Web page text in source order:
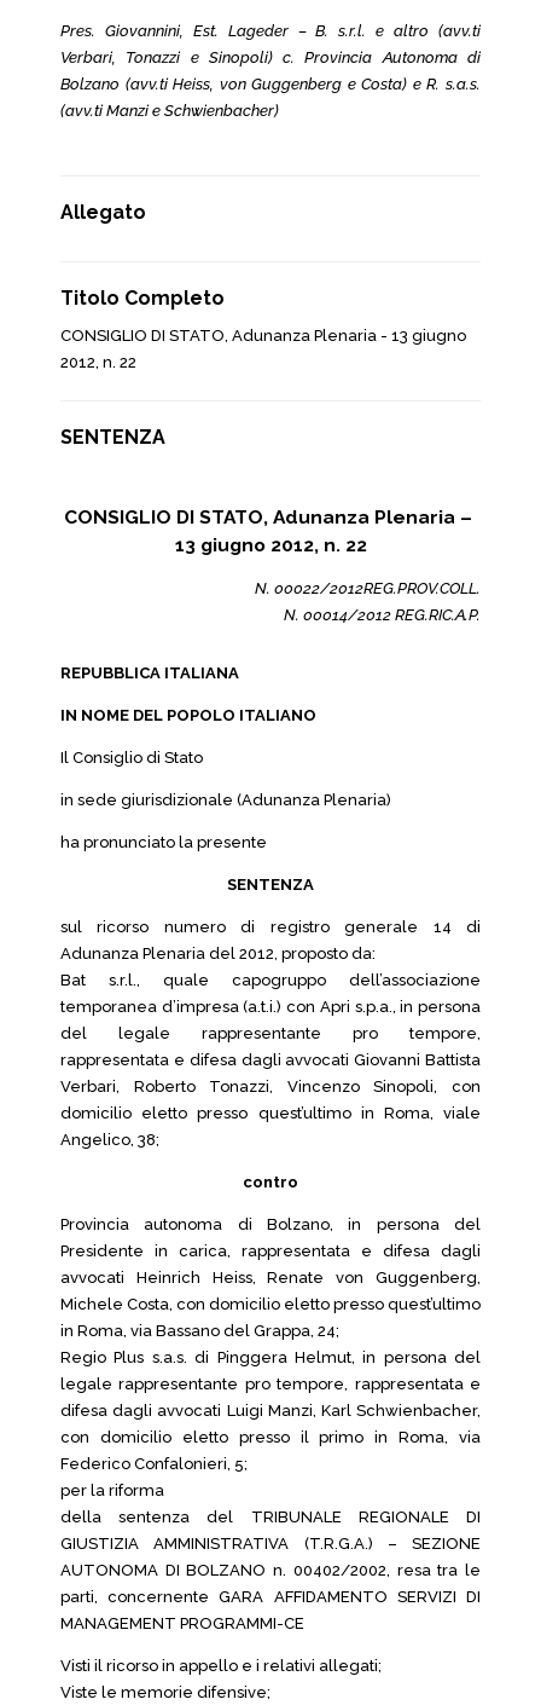
Pres. Giovannini, Est. Lageder – B. s.r.l. e altro (avv.ti
Verbari, Tonazzi e Sinopoli) c. Provincia Autonoma di
Bolzano (avv.ti Heiss, von Guggenberg e Costa) e R. s.a.s.
(avv.ti Manzi e Schwienbacher)
Allegato
Titolo Completo
CONSIGLIO DI STATO, Adunanza Plenaria - 13 giugno
2012, n. 22
SENTENZA
CONSIGLIO DI STATO, Adunanza Plenaria –
13 giugno 2012, n. 22
N. 00022/2012REG.PROV.COLL.
N. 00014/2012 REG.RIC.A.P.
REPUBBLICA ITALIANA
IN NOME DEL POPOLO ITALIANO
Il Consiglio di Stato
in sede giurisdizionale (Adunanza Plenaria)
ha pronunciato la presente
SENTENZA
sul ricorso numero di registro generale 14 di
Adunanza Plenaria del 2012, proposto da:
Bat s.r.l., quale capogruppo dell’associazione
temporanea d’impresa (a.t.i.) con Apri s.p.a., in persona
del legale rappresentante pro tempore,
rappresentata e difesa dagli avvocati Giovanni Battista
Verbari, Roberto Tonazzi, Vincenzo Sinopoli, con
domicilio eletto presso quest’ultimo in Roma, viale
Angelico, 38;
contro
Provincia autonoma di Bolzano, in persona del
Presidente in carica, rappresentata e difesa dagli
avvocati Heinrich Heiss, Renate von Guggenberg,
Michele Costa, con domicilio eletto presso quest’ultimo
in Roma, via Bassano del Grappa, 24;
Regio Plus s.a.s. di Pinggera Helmut, in persona del
legale rappresentante pro tempore, rappresentata e
difesa dagli avvocati Luigi Manzi, Karl Schwienbacher,
con domicilio eletto presso il primo in Roma, via
Federico Confalonieri, 5;
per la riforma
della sentenza del TRIBUNALE REGIONALE DI
GIUSTIZIA AMMINISTRATIVA (T.R.G.A.) – SEZIONE
AUTONOMA DI BOLZANO n. 00402/2002, resa tra le
parti, concernente GARA AFFIDAMENTO SERVIZI DI
MANAGEMENT PROGRAMMI-CE
Visti il ricorso in appello e i relativi allegati;
Viste le memorie difensive;